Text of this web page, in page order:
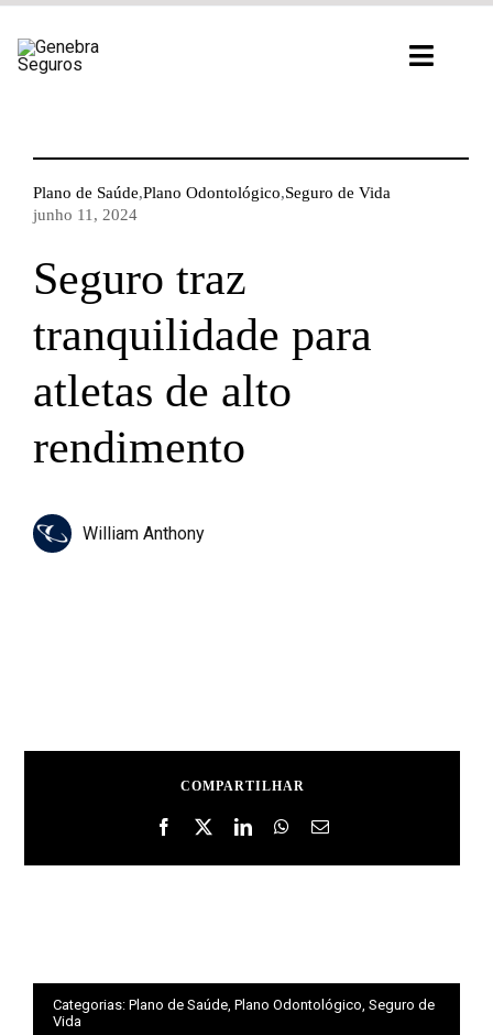
para
Plano de Saúde,Plano Odontológico,Seguro de Vida
junho 11, 2024
Seguro traz
tranquilidade para
atletas de alto
rendimento
William Anthony
COMPARTILHAR
Categorias: Plano de Saúde, Plano Odontológico, Seguro de
Vida